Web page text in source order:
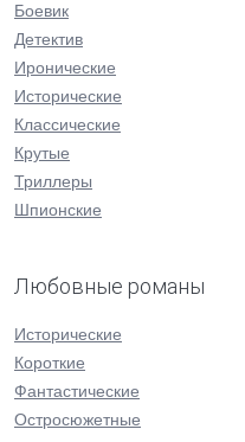
Боевик
Детектив
Иронические
Исторические
Классические
Крутые
Триллеры
Шпионские
Любовные романы
Исторические
Короткие
Фантастические
Остросюжетные